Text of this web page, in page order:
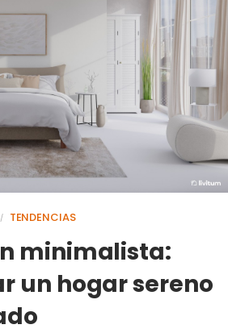
/ TENDENCIAS
minimalista:
un hogar sereno